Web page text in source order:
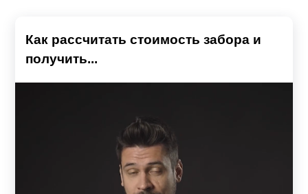
Как рассчитать стоимость забора и
получить...